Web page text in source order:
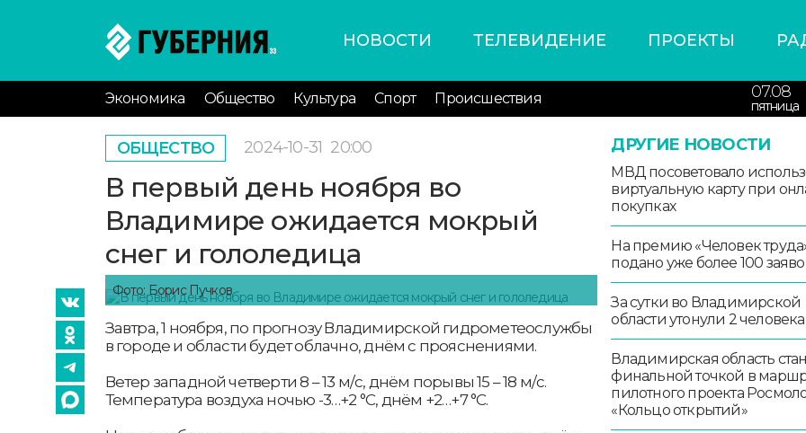
НОВОСТИ ТЕЛЕВИДЕНИЕ ПРОЕКТЫ
Экономика Общество Культура Спорт Происшествия 07.08
пятница
ОБЩЕСТВО 2024-10-31 20:00
В первый день ноября во
Владимире ожидается мокрый
снег и гололедица
Фото: Борис Пучков
Завтра, 1 ноября, по прогнозу Владимирской гидрометеослужбы
в городе и области будет облачно, днём с прояснениями.
Ветер западной четверти 8 – 13 м/с, днём порывы 15 – 18 м/с.
Температура воздуха ночью -3…+2 °С, днём +2…+7 °С.
ДРУГИЕ НОВОСТИ
МВД посоветовало
виртуальную карту при
покупках
На премию «Человек
подано уже более 100
За сутки во Владимирской
области утонули 2 человека
Владимирская область
финальной точкой в
пилотного проекта
«Кольцо открытий»